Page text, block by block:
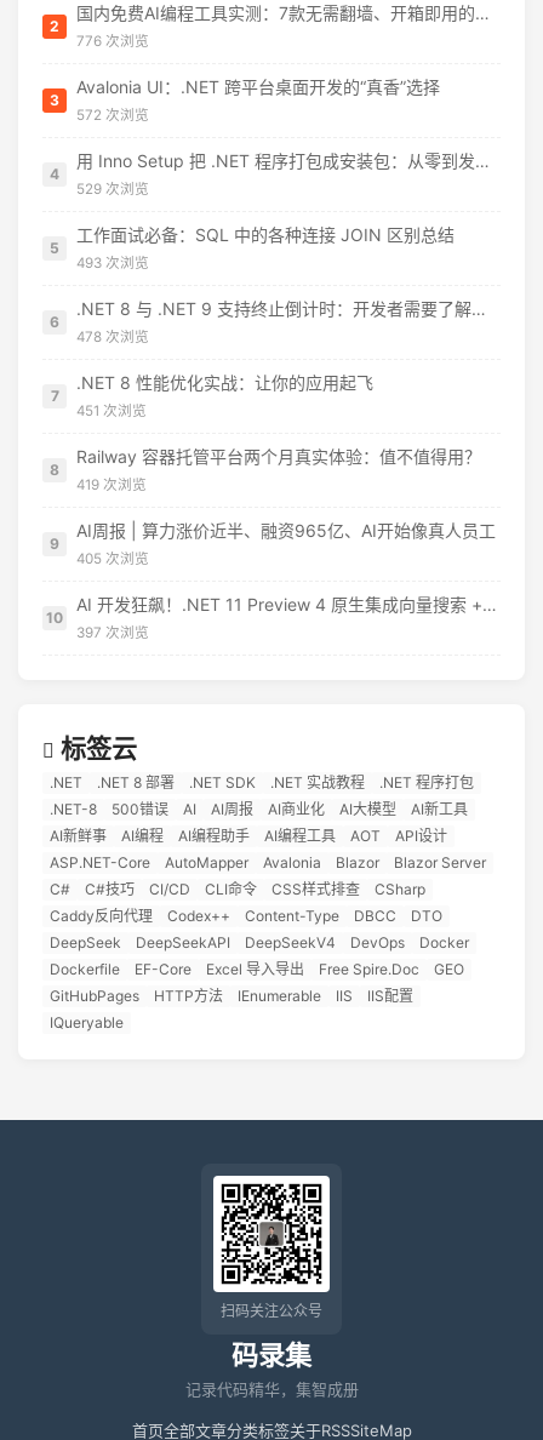
2
国内免费AI编程工具实测：7款无需翻墙、开箱即用的选择（附2026年7月最新额度）
776 次浏览
3
Avalonia UI：.NET 跨平台桌面开发的“真香”选择
572 次浏览
4
用 Inno Setup 把 .NET 程序打包成安装包：从零到发布的完整指南
529 次浏览
5
工作面试必备：SQL 中的各种连接 JOIN 区别总结
493 次浏览
6
.NET 8 与 .NET 9 支持终止倒计时：开发者需要了解什么
478 次浏览
7
.NET 8 性能优化实战：让你的应用起飞
451 次浏览
8
Railway 容器托管平台两个月真实体验：值不值得用？
419 次浏览
9
AI周报 | 算力涨价近半、融资965亿、AI开始像真人员工
405 次浏览
10
AI 开发狂飙！.NET 11 Preview 4 原生集成向量搜索 + MCP 模板，EF Core 直接对标 RAG 应用
397 次浏览
标签云
.NET .NET 8 部署 .NET SDK .NET 实战教程
.NET 程序打包
.NET-8
500错误 AI AI周报 AI商业化 AI大模型
AI新工具
AI新鲜事
AI编程 AI编程助手 AI编程工具 AOT
API设计
ASP.NET-Core
AutoMapper Avalonia Blazor
Blazor Server
C#
C#技巧 CI/CD CLI命令 CSS样式排查
CSharp
Caddy反向代理
Codex++ Content-Type DBCC
DTO
DeepSeek
DeepSeekAPI DeepSeekV4 DevOps
Docker
Dockerfile
EF-Core Excel 导入导出 Free Spire.Doc
GEO
GitHubPages
HTTP方法 IEnumerable IIS
IIS配置
IQueryable
码录集
记录代码精华，集智成册
首页全部文章分类标签关于RSSSiteMap
扫码关注公众号